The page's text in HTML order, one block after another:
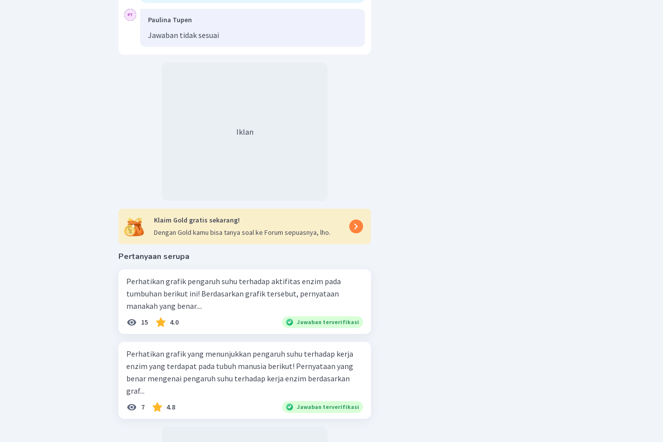
Paulina Tupen
Jawaban tidak sesuai
Iklan
Klaim Gold gratis sekarang!
Dengan Gold kamu bisa tanya soal ke Forum sepuasnya, lho.
Pertanyaan serupa
Perhatikan grafik pengaruh suhu terhadap aktifitas enzim pada
tumbuhan berikut ini! Berdasarkan grafik tersebut, pernyataan
manakah yang benar....
15 4.0 Jawaban terverifikasi
Perhatikan grafik yang menunjukkan pengaruh suhu terhadap kerja
enzim yang terdapat pada tubuh manusia berikut! Pernyataan yang
benar mengenai pengaruh suhu terhadap kerja enzim berdasarkan
graf...
7 4.8 Jawaban terverifikasi